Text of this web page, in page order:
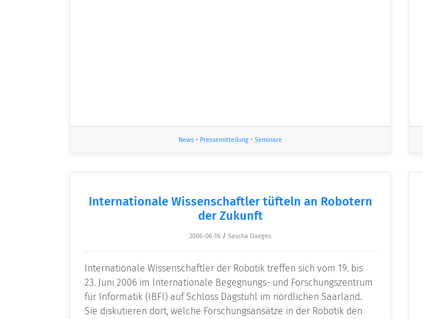
News • Pressemitteilung • Seminare
Internationale Wissenschaftler tüfteln an Robotern
der Zukunft
2006-06-16 / Sascha Daeges
Internationale Wissenschaftler der Robotik treffen sich vom 19. bis
23. Juni 2006 im Internationale Begegnungs- und Forschungszentrum
für Informatik (IBFI) auf Schloss Dagstuhl im nördlichen Saarland.
Sie diskutieren dort, welche Forschungsansätze in der Robotik den